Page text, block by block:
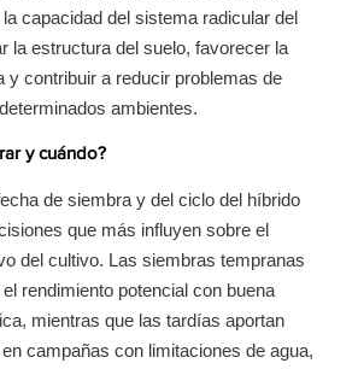
capacidad del sistema radicular del
la estructura del suelo, favorecer la
y contribuir a reducir problemas de
ambientes.
y cuándo?
de siembra y del ciclo del híbrido
que más influyen sobre el
del cultivo. Las siembras tempranas
rendimiento potencial con buena
mientras que las tardías aportan
campañas con limitaciones de agua,